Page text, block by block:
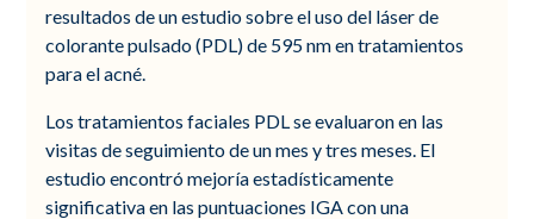
resultados de un estudio sobre el uso del láser de
colorante pulsado (PDL) de 595 nm en tratamientos
para el acné.
Los tratamientos faciales PDL se evaluaron en las
visitas de seguimiento de un mes y tres meses. El
estudio encontró mejoría estadísticamente
significativa en las puntuaciones IGA con una